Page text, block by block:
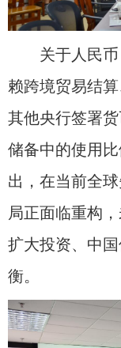
关于人民
赖跨境贸易结
其他央行签署
储备中的使用
出，在当前全
局正面临重构
扩大投资、中
衡。